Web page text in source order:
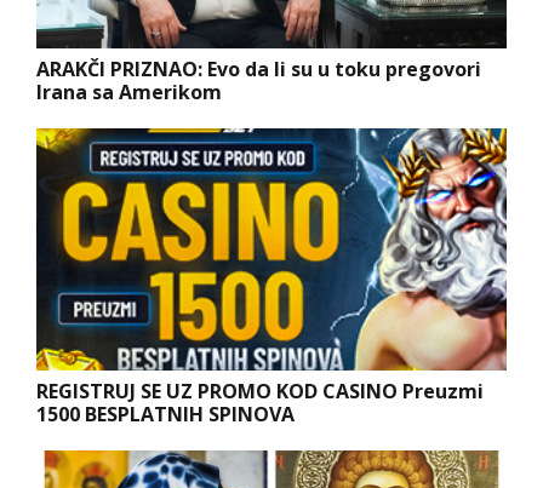
ARAKČI PRIZNAO: Evo da li su u toku pregovori
Irana sa Amerikom
REGISTRUJ SE UZ PROMO KOD CASINO Preuzmi
1500 BESPLATNIH SPINOVA